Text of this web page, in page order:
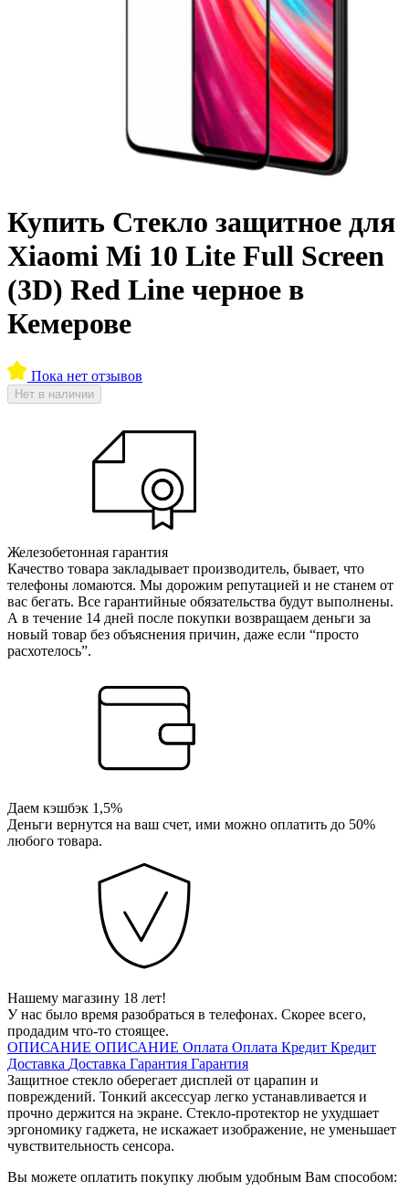
Купить Стекло защитное для
Xiaomi Mi 10 Lite Full Screen
(3D) Red Line черное в
Кемерове
Пока нет отзывов
Нет в наличии
Железобетонная гарантия
Качество товара закладывает производитель, бывает, что
телефоны ломаются. Мы дорожим репутацией и не станем от
вас бегать. Все гарантийные обязательства будут выполнены.
А в течение 14 дней после покупки возвращаем деньги за
новый товар без объяснения причин, даже если “просто
расхотелось”.
Даем кэшбэк 1,5%
Деньги вернутся на ваш счет, ими можно оплатить до 50%
любого товара.
Нашему магазину 18 лет!
У нас было время разобраться в телефонах. Скорее всего,
продадим что-то стоящее.
ОПИСАНИЕ ОПИСАНИЕ Оплата Оплата Кредит Кредит
Доставка Доставка Гарантия Гарантия
Защитное стекло оберегает дисплей от царапин и
повреждений. Тонкий аксессуар легко устанавливается и
прочно держится на экране. Стекло-протектор не ухудшает
эргономику гаджета, не искажает изображение, не уменьшает
чувствительность сенсора.
Вы можете оплатить покупку любым удобным Вам способом: